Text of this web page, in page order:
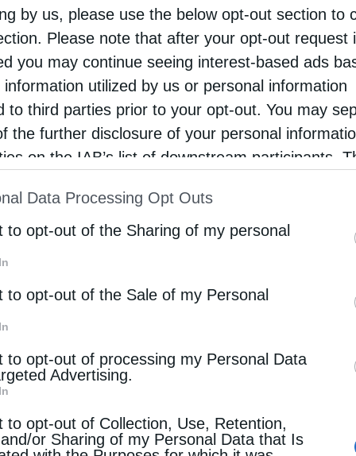
by us, please use the below opt-out section to
Please note that after your opt-out request
you may continue seeing interest-based ads
information utilized by us or personal information
to third parties prior to your opt-out. You may
the further disclosure of your personal
on the IAB’s list of downstream participants.
of Downstream Participantsthat may further
parties.
Data Processing Opt Outs
to opt-out of the Sharing of my personal
to opt-out of the Sale of my Personal
to opt-out of processing my Personal Data
Advertising.
to opt-out of Collection, Use, Retention,
or Sharing of my Personal Data that Is
νέο αυτό κλάδο. Αυτό που χρειάζεται είναι
ρυθμό», ανέφεραν χαρακτηριστικά στελέχη της
η πολιτική βούληση, αλλά να διατηρηθεί ζωντανό
σήμερα να μην ευνοεί τα υπεράκτια αιολικά, όμως
Όταν η ζυγαριά γείρει ξανά υπέρ των offshore
προετοιμασία. Διαφορετικά, κινδυνεύει
αντί να επιβιβαστεί εγκαίρως στο βαγόνι της
της 30ής Ιουνίου, καλύπτοντας το σχετικό
του Ταμείου Ανάκαμψης και
εξ ολοκλήρου στην ΕΔΕΥΕΠ. Ο σχεδιασμός,
μετοχική βάση, με τη συμμετοχή φορέων που